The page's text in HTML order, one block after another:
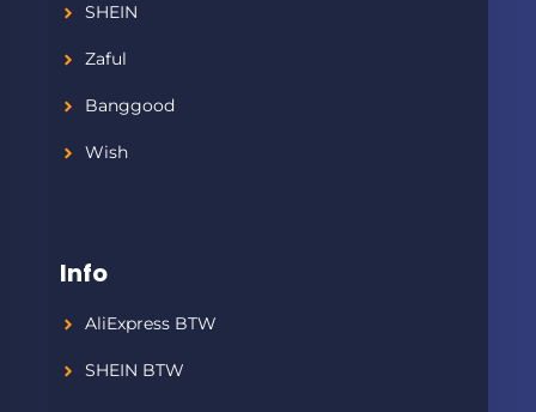
SHEIN
Zaful
Banggood
Wish
Info
AliExpress BTW
SHEIN BTW